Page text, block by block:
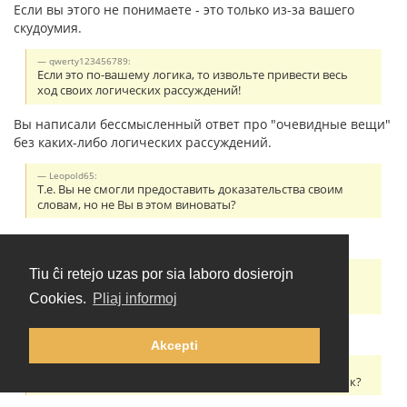
Tiu ĉi retejo uzas por sia laboro dosierojn
Cookies. Pliaj informoj
Akcepti
Если вы этого не понимаете - это только из-за вашего
скудоумия.
qwerty123456789:
Если это по-вашему логика, то извольте привести весь
ход своих логических рассуждений!
Вы написали бессмысленный ответ про "очевидные вещи"
без каких-либо логических рассуждений.
Leopold65:
Т.е. Вы не смогли предоставить доказательства своим
словам, но не Вы в этом виноваты?
Если вы не понимаете смысл слов - это не моя вина.
Leopold65:
1. Эсперанто это искусственный язык, он был создан
Земенгофом и известна история его создания.
Leopold65:
2. Где я утверждал, что это Вы писали про чешский язык?